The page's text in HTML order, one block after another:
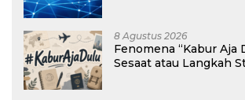
8 Agustus 2026
Fenomena “Kabur Aja
Sesaat atau Langkah